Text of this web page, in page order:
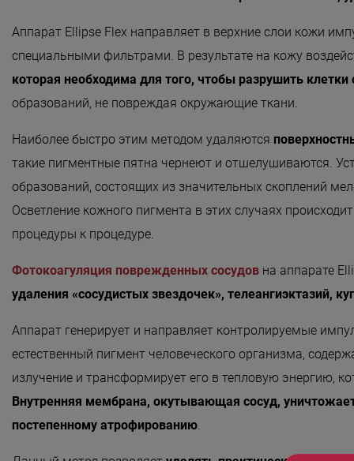
Аппарат Ellipse Flex направляет в верхние слои кожи
специальными фильтрами. В результате на кожу
которая необходима для того, чтобы разрушить
образований, не повреждая окружающие ткани.
Наиболее быстро этим методом удаляются
такие пигментные пятна чернеют и отшелушиваются.
образований, состоящих из значительных скоплений
Осветление кожного пигмента в этих случаях
процедуры к процедуре.
Фотокоагуляция поврежденных сосудов на аппарате
удаления «сосудистых звездочек», телеангиэктазий,
Аппарат генерирует и направляет контролируемые
естественный пигмент человеческого организма,
излучение и трансформирует его в тепловую энергию,
Внутренняя мембрана, окутывающая сосуд,
постепенному атрофированию.